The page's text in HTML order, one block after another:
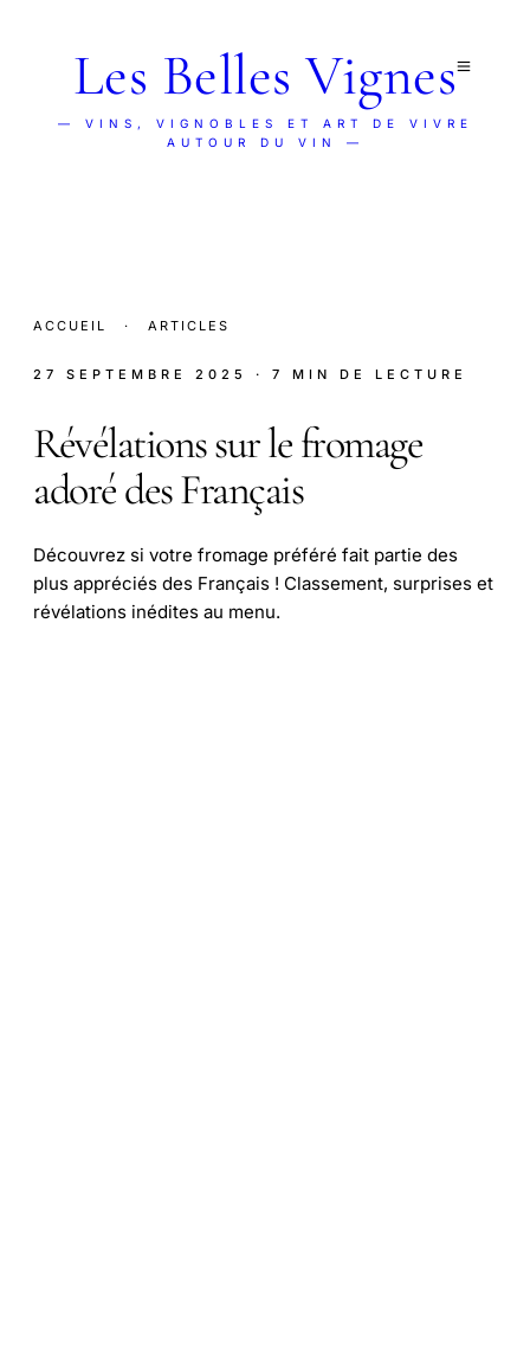
Les Belles Vignes
— VINS, VIGNOBLES ET ART DE VIVRE
AUTOUR DU VIN —
ACCUEIL · ARTICLES
27 SEPTEMBRE 2025 · 7 MIN DE LECTURE
Révélations sur le fromage
adoré des Français
Découvrez si votre fromage préféré fait partie des
plus appréciés des Français ! Classement, surprises et
révélations inédites au menu.